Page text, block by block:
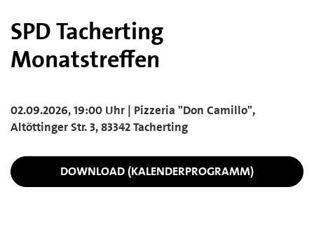
SPD Tacherting
Monatstreffen
02.09.2026, 19:00 Uhr | Pizzeria "Don Camillo",
Altöttinger Str. 3, 83342 Tacherting
DOWNLOAD (KALENDERPROGRAMM)